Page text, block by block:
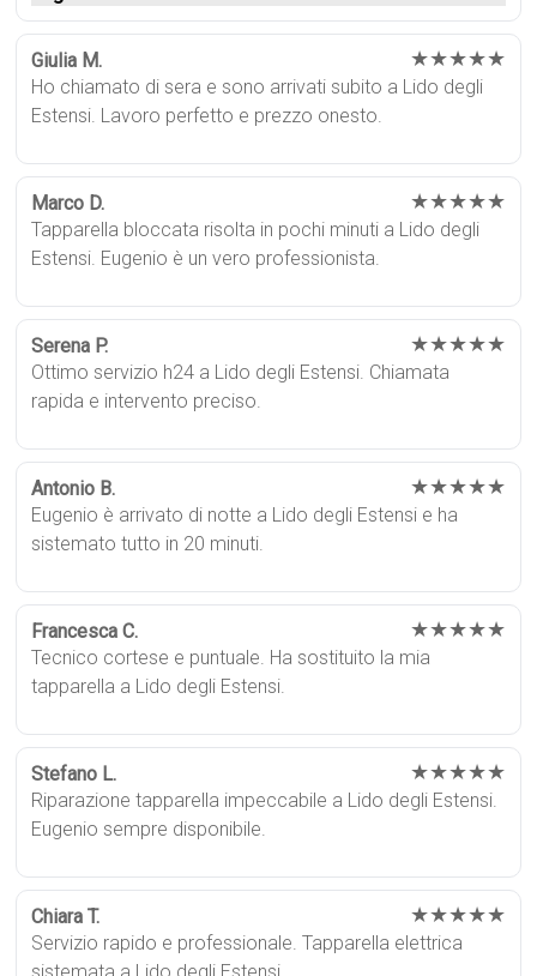
Giulia M. ★★★★★
Ho chiamato di sera e sono arrivati subito a Lido degli
Estensi. Lavoro perfetto e prezzo onesto.
Marco D. ★★★★★
Tapparella bloccata risolta in pochi minuti a Lido degli
Estensi. Eugenio è un vero professionista.
Serena P. ★★★★★
Ottimo servizio h24 a Lido degli Estensi. Chiamata
rapida e intervento preciso.
Antonio B. ★★★★★
Eugenio è arrivato di notte a Lido degli Estensi e ha
sistemato tutto in 20 minuti.
Francesca C. ★★★★★
Tecnico cortese e puntuale. Ha sostituito la mia
tapparella a Lido degli Estensi.
Stefano L. ★★★★★
Riparazione tapparella impeccabile a Lido degli Estensi.
Eugenio sempre disponibile.
Chiara T. ★★★★★
Servizio rapido e professionale. Tapparella elettrica